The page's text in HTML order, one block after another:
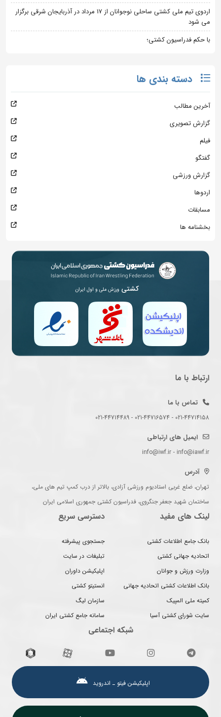
اردوی تیم ملی کشتی ساحلی نوجوانان از 17 مرداد در آذربایجان شرقی برگزار
می شود
با حکم فدراسیون کشتی؛
دسته بندی ها
آخرین مطالب
گزارش تصویری
فیلم
گفتگو
گزارش ورزشی
اردوها
مسابقات
بخشنامه ها
کشتی ورزش ملی و اول ایران
ارتباط با ما
تماس با ما
021-44714158 - 021-44716574 - 021-44714489
ایمیل های ارتباطی
info@iwf.ir - info@iawf.ir
آدرس
تهران، ضلع غربی استادیوم ورزشی آزادی، بالاتر از درب کمپ تیم های ملی،
ساختمان شهید جعفر جنگروی، فدراسیون کشتی جمهوری اسلامی ایران
لینک های مفید
بانک جامع اطلاعات کشتی
اتحادیه جهانی کشتی
وزارت ورزش و جوانان
بانک اطلاعات کشتی اتحادیه جهانی
کمیته ملی المپیک
سایت شورای کشتی آسیا
دسترسی سریع
جستجوی پیشرفته
تبلیغات در سایت
اپلیکیشن داوران
انستیتو کشتی
سازمان لیگ
سامانه جامع کشتی ایران
شبکه اجتماعی
اپلیکیشن فیتو ـ اندروید